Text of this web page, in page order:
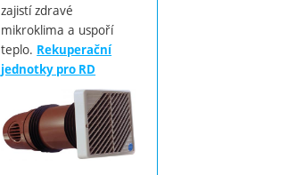
zajistí zdravé
mikroklima a uspoří
teplo. Rekuperační
jednotky pro RD